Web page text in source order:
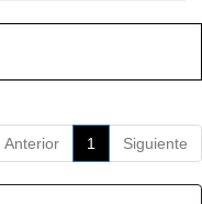
Anterior 1 Siguiente